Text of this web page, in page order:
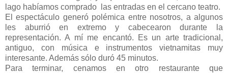
lago habíamos comprado las entradas en el cercano teatro.
El espectáculo generó polémica entre nosotros, a algunos
les aburrió en extremo y cabecearon durante la
representación. A mí me encantó. Es un arte tradicional,
antiguo, con música e instrumentos vietnamitas muy
interesante. Además sólo duró 45 minutos.
Para terminar, cenamos en otro restaurante que